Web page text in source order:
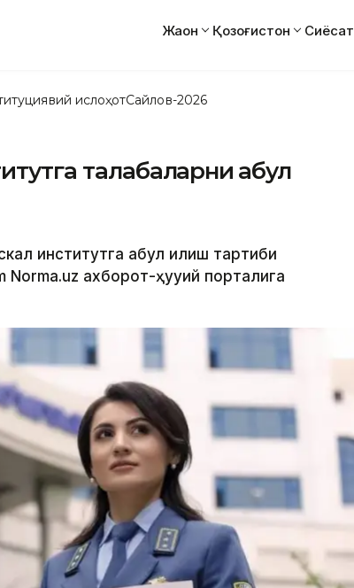
Жаҳон Қозоғистон Сиёсат
ислоҳотСайлов-2026
талабаларни қабул
институтга қабул қилиш тартиби
ахборот-ҳуқуқий порталига